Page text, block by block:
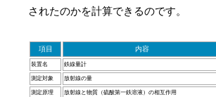
されたのかを計算できるのです。
項目 内容
装置名 鉄線量計
測定対象 放射線の量
測定原理 放射線と物質（硫酸第一鉄溶液）の相互作用